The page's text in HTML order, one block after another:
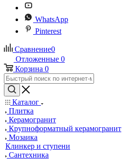
WhatsApp
Pinterest
Сравнение0
Отложенные 0
Корзина 0
Каталог
Плитка
Керамогранит
Крупноформатный керамогранит
Мозаика
Клинкер и ступени
Сантехника